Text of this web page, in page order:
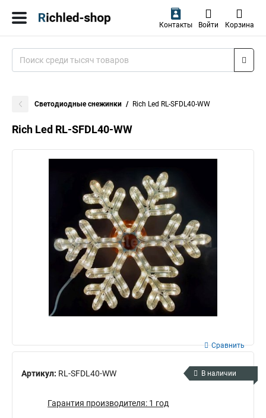
Контакты Войти Корзина
Светодиодные снежинки Rich Led RL-SFDL40-WW
Rich Led RL-SFDL40-WW
Артикул: RL-SFDL40-WW
Сравнить
В наличии
Гарантия производителя: 1 год